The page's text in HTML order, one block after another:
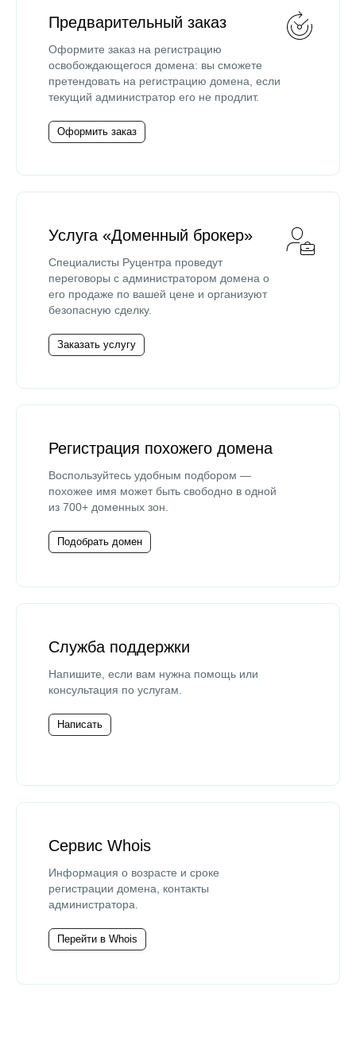
Предварительный заказ
Оформите заказ на регистрацию
освобождающегося домена: вы сможете
претендовать на регистрацию домена, если
текущий администратор его не продлит.
Оформить заказ
Услуга «Доменный брокер»
Специалисты Руцентра проведут
переговоры с администратором домена о
его продаже по вашей цене и организуют
безопасную сделку.
Заказать услугу
Регистрация похожего домена
Воспользуйтесь удобным подбором —
похожее имя может быть свободно в одной
из 700+ доменных зон.
Подобрать домен
Служба поддержки
Напишите, если вам нужна помощь или
консультация по услугам.
Написать
Сервис Whois
Информация о возрасте и сроке
регистрации домена, контакты
администратора.
Перейти в Whois